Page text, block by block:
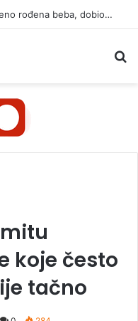
Mali Aleksej iz Teslića, prijevremeno rođena beba, dobio životnu bitku na UKC-u Srpske
koje često
tačno